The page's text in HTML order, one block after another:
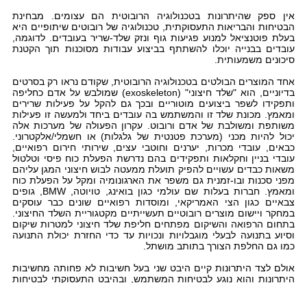
אין ספק שהיתרונות בטכנולוגיה הרובוטית הם עצומים. מבחינת
הבטיחות והבריאות התעסוקתית, טכנולוגיה של רובוטים שיתופיים היא
בעלת פוטנציאל למנוע פגיעות גוף ונזק שלד-שריר בעובדים. לדוגמה,
עובדים בבנייה יוכלו להשתתף בביצוע עבודות מסוכנות תוך הקטנת
סיכונים משמעותית.
אחד המוצרים הבולטים בטכנולוגיה הרובוטית, שקודם נראו רק בסרטים
בדיוניים, הוא "שלד חיצוני" (exoskeleton) שמולבש על אדם כחליפה
ותפקידו לשפר ביצועים מוטוריים ובכך גם להקל על פעילות שרירים
ומאמץ. מכונת שלד זו והמשתמש בה עובדים ביחד ולמעשה זו פעילות
משותפת ומשולבת של אדם ורובוט. עקרון הפעולה של מערכות אלה
יכול להיות מכני (מערכת פטנטית של גלגלות) או חשמלי/אלקטרוני.
כבאים, עובדי מכרות, יערנים וחוטבי עצים, שירותי חירום רפואיים,
עובדי בניין וחקלאות ותפקידים בהם נדרשת הפעלת כוח פיסי וטלטול
משאות כבדים עשויים להפיק תועלת ממעטה לבוש חיצוני המגן עליהם
מפני סכנות ובו-זמנית גם משפר את הארגונומיה ומקל על הפעלת כוח
ומאמץ. חברות בעלות שם עולמי כגון בואינג, טויוטה, BMW , גופים
צבאיים כגון הצי האמריקאי, ומוסדות רפואיים שונים כבר עוסקים
במחקר ויישום מוצרים רובוטיים תעשייתיים מקטגוריית השלד החיצוני.
בתחום הרפואה והשיקום מפתחים חליפת שלד חיצוני למטרות שיקום
וסיוע בתנועה לבעלי מוגבלויות ונכויות עד כדי החזרת יכולת התנועה
כמו גם החלפת הצורך בתותב מושתל.
אולם לצד היתרונות קיים היבט שני בעל חשיבות לא פחותה מחשיבות
היתרונות והוא נוגע לבטיחות המשתמש, ובהיבט התעסוקתי לבטיחות